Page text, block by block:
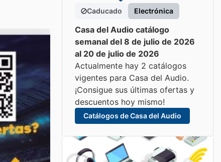
Caducado Electrónica
Casa del Audio catálogo
semanal del 8 de julio de 2026
al 20 de julio de 2026
Actualmente hay 2 catálogos
vigentes para Casa del Audio.
¡Consigue sus últimas ofertas y
descuentos hoy mismo!
Catálogos de Casa del Audio